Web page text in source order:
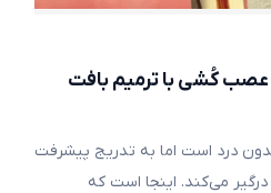
عصب کُشی با ترمیم بافت
درد است اما به تدریج پیشرفت
می‌کند. اینجا است که